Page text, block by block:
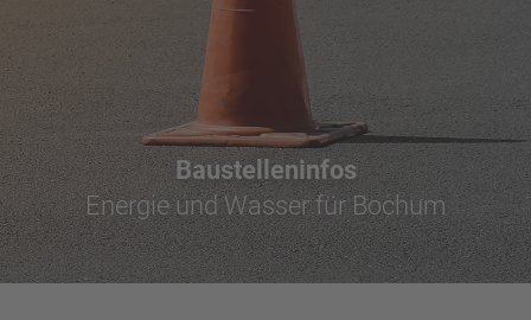
Baustelleninfos
Energie und Wasser für Bochum